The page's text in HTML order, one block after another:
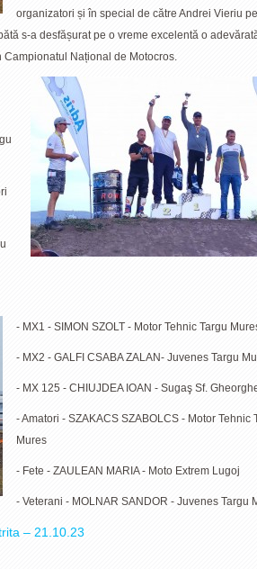
organizatori și în special de către Andrei Vieriu
s-a desfășurat pe o vreme excelentă o
Național de Motocros.
- MX1 - SIMON SZOLT - Motor Tehnic Targu
- MX2 - GALFI CSABA ZALAN- Juvenes Targu
- MX 125 - CHIUJDEA IOAN - Sugaş Sf.
- Amatori - SZAKACS SZABOLCS - Motor Tehnic
Mures
- Fete - ZAULEAN MARIA - Moto Extrem Lugoj
- Veterani - MOLNAR SANDOR - Juvenes Targu
– 21.10.23